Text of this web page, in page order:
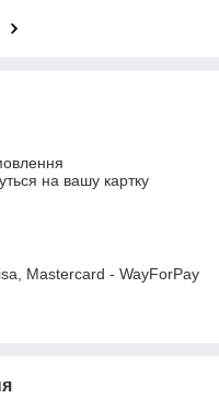
на вашу картку
Mastercard - WayForPay